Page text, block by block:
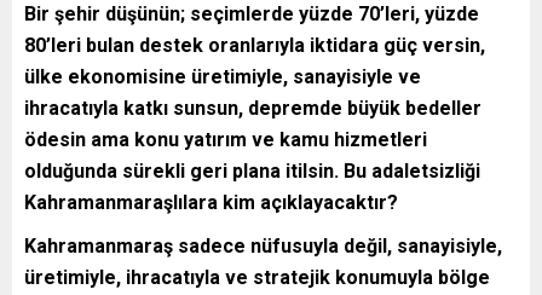
Bir şehir düşünün; seçimlerde yüzde 70’leri, yüzde
80’leri bulan destek oranlarıyla iktidara güç versin,
ülke ekonomisine üretimiyle, sanayisiyle ve
ihracatıyla katkı sunsun, depremde büyük bedeller
ödesin ama konu yatırım ve kamu hizmetleri
olduğunda sürekli geri plana itilsin. Bu adaletsizliği
Kahramanmaraşlılara kim açıklayacaktır?
Kahramanmaraş sadece nüfusuyla değil, sanayisiyle,
üretimiyle, ihracatıyla ve stratejik konumuyla bölge